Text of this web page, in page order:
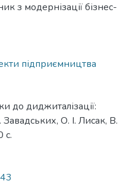
з модернізації бізнес-
підприємництва
до диджиталізації:
О. І. Лисак, В.
с.